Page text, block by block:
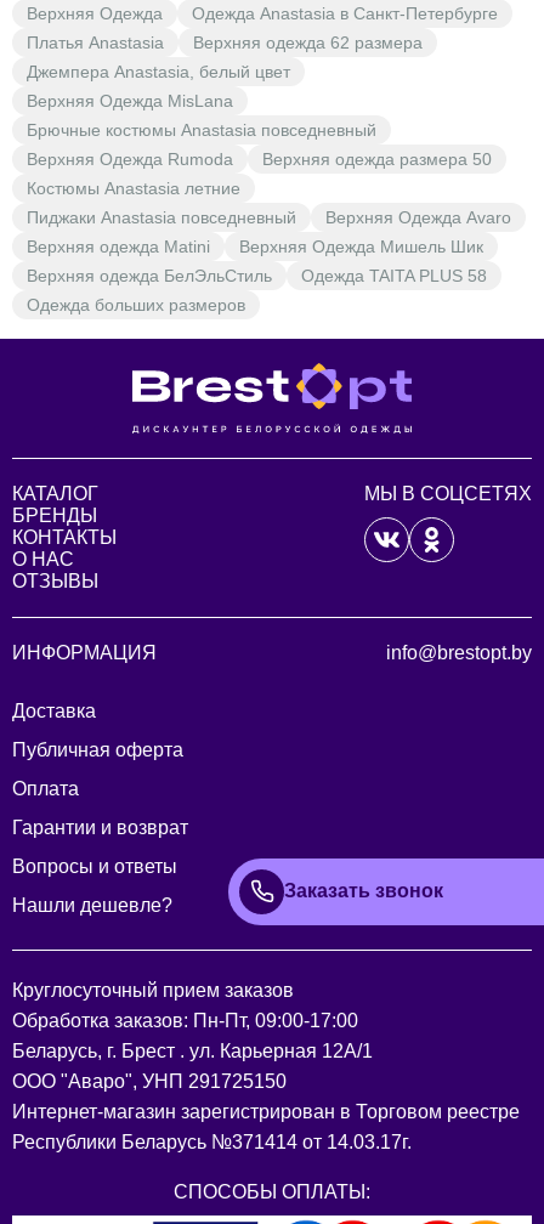
Верхняя Одежда
Одежда Anastasia в Санкт-Петербурге
Платья Anastasia
Верхняя одежда 62 размера
Джемпера Anastasia, белый цвет
Верхняя Одежда MisLana
Брючные костюмы Anastasia повседневный
Верхняя Одежда Rumoda
Верхняя одежда размера 50
Костюмы Anastasia летние
Пиджаки Anastasia повседневный
Верхняя Одежда Avaro
Верхняя одежда Matini
Верхняя Одежда Мишель Шик
Верхняя одежда БелЭльСтиль
Одежда TAITA PLUS 58
Одежда больших размеров
КАТАЛОГ
БРЕНДЫ
КОНТАКТЫ
О НАС
ОТЗЫВЫ
МЫ В СОЦСЕТЯХ
ИНФОРМАЦИЯ
Доставка
Публичная оферта
Оплата
Гарантии и возврат
Вопросы и ответы
Нашли дешевле?
info@brestopt.by
Заказать звонок
Круглосуточный прием заказов
Обработка заказов: Пн-Пт, 09:00-17:00
Беларусь, г. Брест . ул. Карьерная 12А/1
ООО "Аваро", УНП 291725150
Интернет-магазин зарегистрирован в Торговом реестре
Республики Беларусь №371414 от 14.03.17г.
СПОСОБЫ ОПЛАТЫ: